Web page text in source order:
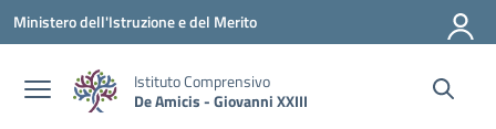
Vai ai contenuti
Vai al menu di navigazione
Vai al footer
Ministero dell'Istruzione e del Merito
Istituto Comprensivo
De Amicis - Giovanni XXIII